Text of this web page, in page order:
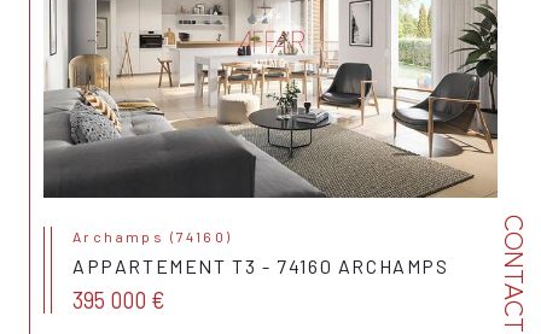
CONTACT
Archamps (74160)
APPARTEMENT T3 - 74160 ARCHAMPS
395 000 €